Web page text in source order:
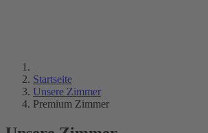
Startseite
Unsere Zimmer
Premium Zimmer